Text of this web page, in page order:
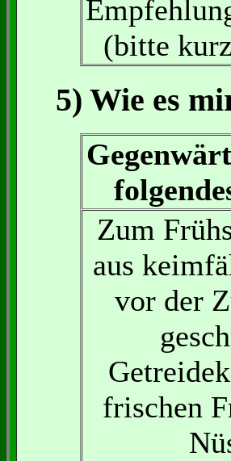
(bitte
5) Wie es
Zum
aus
vor der
frischen